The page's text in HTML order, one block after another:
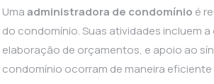
Umaadministradora de condomínio é
do condomínio. Suas atividades incluem
elaboração de orçamentos, e apoio ao
condomínio ocorram de maneira